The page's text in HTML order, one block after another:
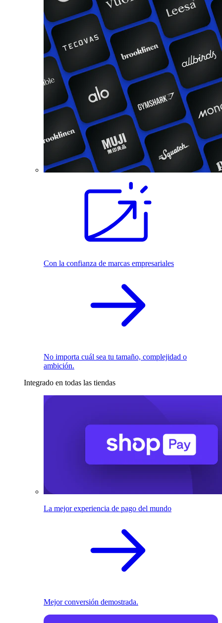
Con la confianza de marcas empresariales
No importa cuál sea tu tamaño, complejidad o
ambición.
Integrado en todas las tiendas
La mejor experiencia de pago del mundo
Mejor conversión demostrada.